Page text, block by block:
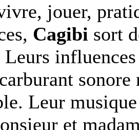
jouer,
Cagibi sort
sonore
Leur
et